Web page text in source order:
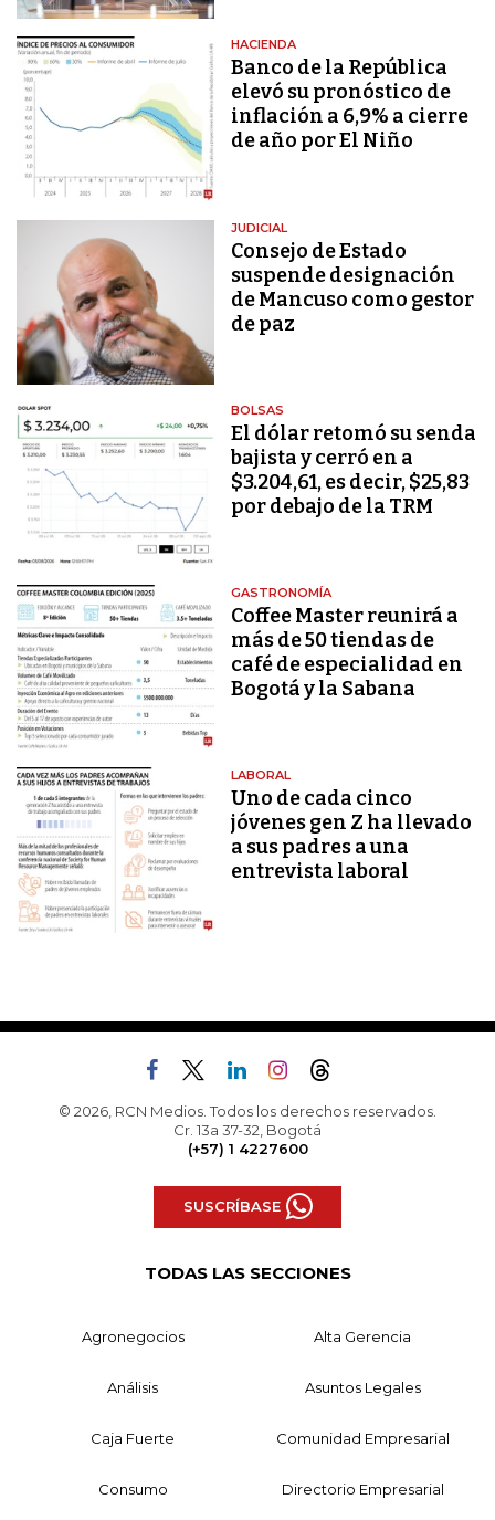
HACIENDA
Banco de la República
elevó su pronóstico de
inflación a 6,9% a cierre
de año por El Niño
JUDICIAL
Consejo de Estado
suspende designación
de Mancuso como gestor
de paz
BOLSAS
El dólar retomó su senda
bajista y cerró en a
$3.204,61, es decir, $25,83
por debajo de la TRM
GASTRONOMÍA
Coffee Master reunirá a
más de 50 tiendas de
café de especialidad en
Bogotá y la Sabana
LABORAL
Uno de cada cinco
jóvenes gen Z ha llevado
a sus padres a una
entrevista laboral
© 2026, RCN Medios. Todos los derechos reservados.
Cr. 13a 37-32, Bogotá
(+57) 1 4227600
SUSCRÍBASE
TODAS LAS SECCIONES
Agronegocios Alta Gerencia
Análisis Asuntos Legales
Caja Fuerte Comunidad Empresarial
Consumo Directorio Empresarial